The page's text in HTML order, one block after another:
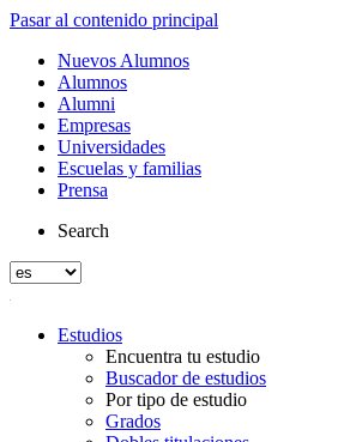
Pasar al contenido principal
Nuevos Alumnos
Alumnos
Alumni
Empresas
Universidades
Escuelas y familias
Prensa
Search
Estudios
Encuentra tu estudio
Buscador de estudios
Por tipo de estudio
Grados